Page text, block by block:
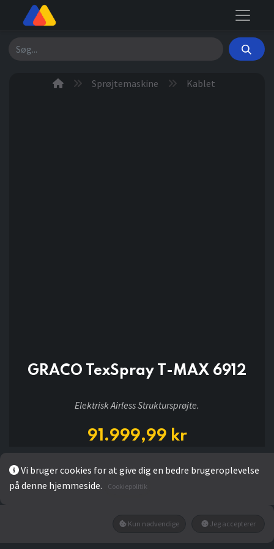
Søg
Sprøjtemaskine Kablet
GRACO TexSpray T-MAX 6912
Elektrisk Airless Struktursprøjte.
91.999,99 kr
Add to wishlist
Vi bruger cookies for at give dig en bedre brugeroplevelse
på denne hjemmeside.
Cookiepolitik
Kun nødvendige Jeg accepterer